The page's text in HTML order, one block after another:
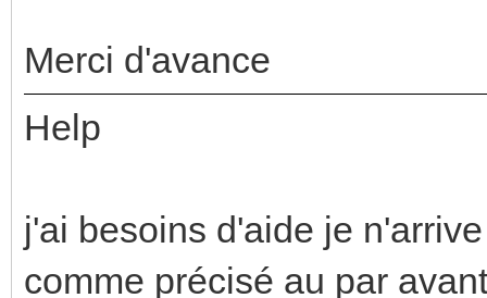
Merci d'avance
Help
j'ai besoins d'aide je
comme précisé au par